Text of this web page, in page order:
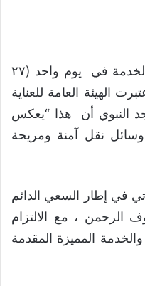
بلغ عدد المستفيدين من هذه الخدمة في يوم واحد (٢٧
أعتبرت الهيئة العامة للعناية
النبوي أن هذا “يعكس
وسائل نقل آمنة ومريحة
في إطار السعي الدائم
الرحمن ، مع الالتزام
المميزة المقدمة